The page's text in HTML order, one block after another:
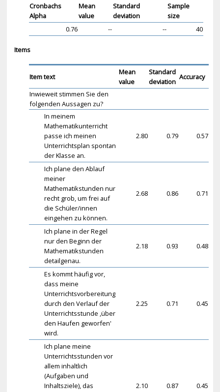
Cronbachs
Alpha
Mean
value
Standard
deviation
Sample
size
0.76
-- -- 40
Items
Item text
Mean
value
Standard
deviation
Accuracy
Inwieweit stimmen Sie den
folgenden Aussagen zu?
In meinem
Mathematikunterricht
passe ich meinen
Unterrichtsplan spontan
der Klasse an.
2.80 0.79 0.57
Ich plane den Ablauf
meiner
Mathematikstunden nur
recht grob, um frei auf
die Schüler/innen
eingehen zu können.
2.68 0.86 0.71
Ich plane in der Regel
nur den Beginn der
Mathematikstunden
detailgenau.
2.18 0.93 0.48
Es kommt häufig vor,
dass meine
Unterrichtsvorbereitung
durch den Verlauf der
Unterrichtsstunde ,über
den Haufen geworfen'
wird.
2.25 0.71 0.45
Ich plane meine
Unterrichtsstunden vor
allem inhaltlich
(Aufgaben und
Inhaltsziele), das
2.10 0.87 0.45